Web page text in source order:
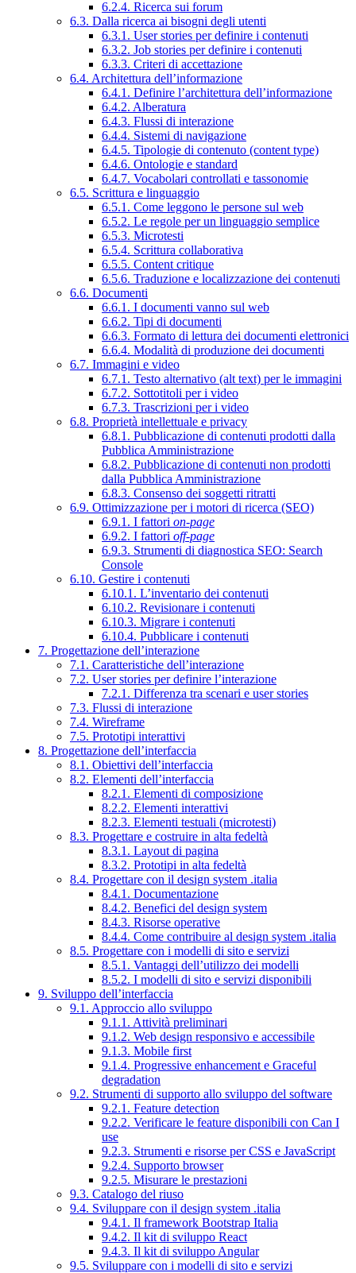
6.2.4. Ricerca sui forum
6.3. Dalla ricerca ai bisogni degli utenti
6.3.1. User stories per definire i contenuti
6.3.2. Job stories per definire i contenuti
6.3.3. Criteri di accettazione
6.4. Architettura dell’informazione
6.4.1. Definire l’architettura dell’informazione
6.4.2. Alberatura
6.4.3. Flussi di interazione
6.4.4. Sistemi di navigazione
6.4.5. Tipologie di contenuto (content type)
6.4.6. Ontologie e standard
6.4.7. Vocabolari controllati e tassonomie
6.5. Scrittura e linguaggio
6.5.1. Come leggono le persone sul web
6.5.2. Le regole per un linguaggio semplice
6.5.3. Microtesti
6.5.4. Scrittura collaborativa
6.5.5. Content critique
6.5.6. Traduzione e localizzazione dei contenuti
6.6. Documenti
6.6.1. I documenti vanno sul web
6.6.2. Tipi di documenti
6.6.3. Formato di lettura dei documenti elettronici
6.6.4. Modalità di produzione dei documenti
6.7. Immagini e video
6.7.1. Testo alternativo (alt text) per le immagini
6.7.2. Sottotitoli per i video
6.7.3. Trascrizioni per i video
6.8. Proprietà intellettuale e privacy
6.8.1. Pubblicazione di contenuti prodotti dalla
Pubblica Amministrazione
6.8.2. Pubblicazione di contenuti non prodotti
dalla Pubblica Amministrazione
6.8.3. Consenso dei soggetti ritratti
6.9. Ottimizzazione per i motori di ricerca (SEO)
6.9.1. I fattori on-page
6.9.2. I fattori off-page
6.9.3. Strumenti di diagnostica SEO: Search
Console
6.10. Gestire i contenuti
6.10.1. L’inventario dei contenuti
6.10.2. Revisionare i contenuti
6.10.3. Migrare i contenuti
6.10.4. Pubblicare i contenuti
7. Progettazione dell’interazione
7.1. Caratteristiche dell’interazione
7.2. User stories per definire l’interazione
7.2.1. Differenza tra scenari e user stories
7.3. Flussi di interazione
7.4. Wireframe
7.5. Prototipi interattivi
8. Progettazione dell’interfaccia
8.1. Obiettivi dell’interfaccia
8.2. Elementi dell’interfaccia
8.2.1. Elementi di composizione
8.2.2. Elementi interattivi
8.2.3. Elementi testuali (microtesti)
8.3. Progettare e costruire in alta fedeltà
8.3.1. Layout di pagina
8.3.2. Prototipi in alta fedeltà
8.4. Progettare con il design system .italia
8.4.1. Documentazione
8.4.2. Benefici del design system
8.4.3. Risorse operative
8.4.4. Come contribuire al design system .italia
8.5. Progettare con i modelli di sito e servizi
8.5.1. Vantaggi dell’utilizzo dei modelli
8.5.2. I modelli di sito e servizi disponibili
9. Sviluppo dell’interfaccia
9.1. Approccio allo sviluppo
9.1.1. Attività preliminari
9.1.2. Web design responsivo e accessibile
9.1.3. Mobile first
9.1.4. Progressive enhancement e Graceful
degradation
9.2. Strumenti di supporto allo sviluppo del software
9.2.1. Feature detection
9.2.2. Verificare le feature disponibili con Can I
use
9.2.3. Strumenti e risorse per CSS e JavaScript
9.2.4. Supporto browser
9.2.5. Misurare le prestazioni
9.3. Catalogo del riuso
9.4. Sviluppare con il design system .italia
9.4.1. Il framework Bootstrap Italia
9.4.2. Il kit di sviluppo React
9.4.3. Il kit di sviluppo Angular
9.5. Sviluppare con i modelli di sito e servizi